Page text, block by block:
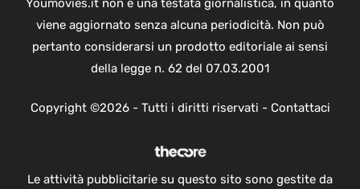
Youmovies.it non è una testata giornalistica, in quanto
viene aggiornato senza alcuna periodicità. Non può
pertanto considerarsi un prodotto editoriale ai sensi
della legge n. 62 del 07.03.2001
Copyright ©2026 - Tutti i diritti riservati - Contattaci
Le attività pubblicitarie su questo sito sono gestite da